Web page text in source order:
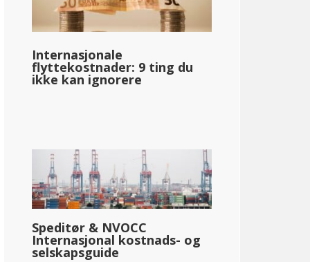
Internasjonale
flyttekostnader: 9 ting du
ikke kan ignorere
Speditør & NVOCC
Internasjonal kostnads- og
selskapsguide